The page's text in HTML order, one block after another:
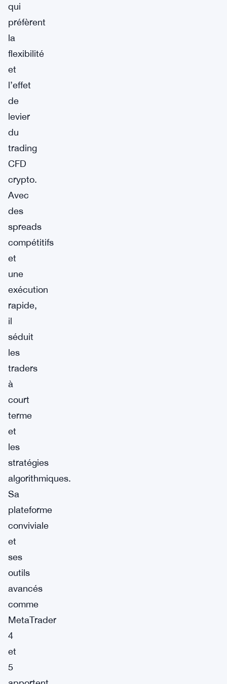
qui
préfèrent
la
flexibilité
et
l’effet
de
levier
du
trading
CFD
crypto.
Avec
des
spreads
compétitifs
et
une
exécution
rapide,
il
séduit
les
traders
à
court
terme
et
les
stratégies
algorithmiques.
Sa
plateforme
conviviale
et
ses
outils
avancés
comme
MetaTrader
4
et
5